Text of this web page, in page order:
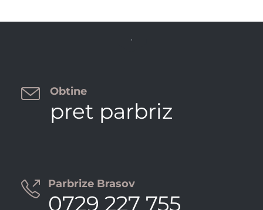
 Obtine
pret parbriz
 Parbrize Brasov
0729 227 755